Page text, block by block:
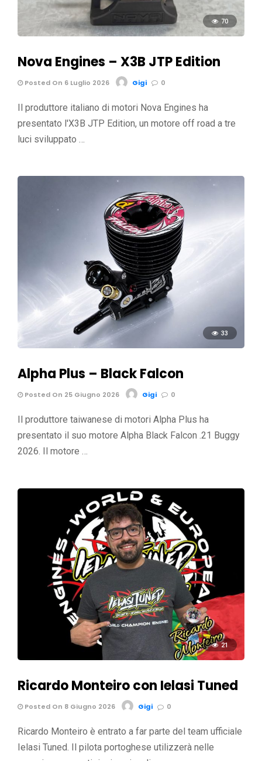
70
Nova Engines – X3B JTP Edition
Posted On 6 Luglio 2026 Gigi 0
Il produttore italiano di motori Nova Engines ha
presentato l'X3B JTP Edition, un motore off road a tre
luci sviluppato …
33
Alpha Plus – Black Falcon
Posted On 25 Giugno 2026 Gigi 0
Il produttore taiwanese di motori Alpha Plus ha
presentato il suo motore Alpha Black Falcon .21 Buggy
2026. Il motore …
21
Ricardo Monteiro con Ielasi Tuned
Posted On 8 Giugno 2026 Gigi 0
Ricardo Monteiro è entrato a far parte del team ufficiale
Ielasi Tuned. Il pilota portoghese utilizzerà nelle